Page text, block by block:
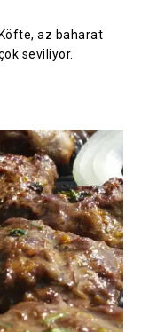
Köfte, az baharat
seviliyor.